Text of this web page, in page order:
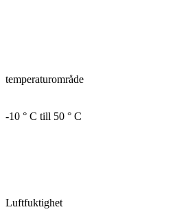
temperaturområde
-10 ° C till 50 ° C
Luftfuktighet